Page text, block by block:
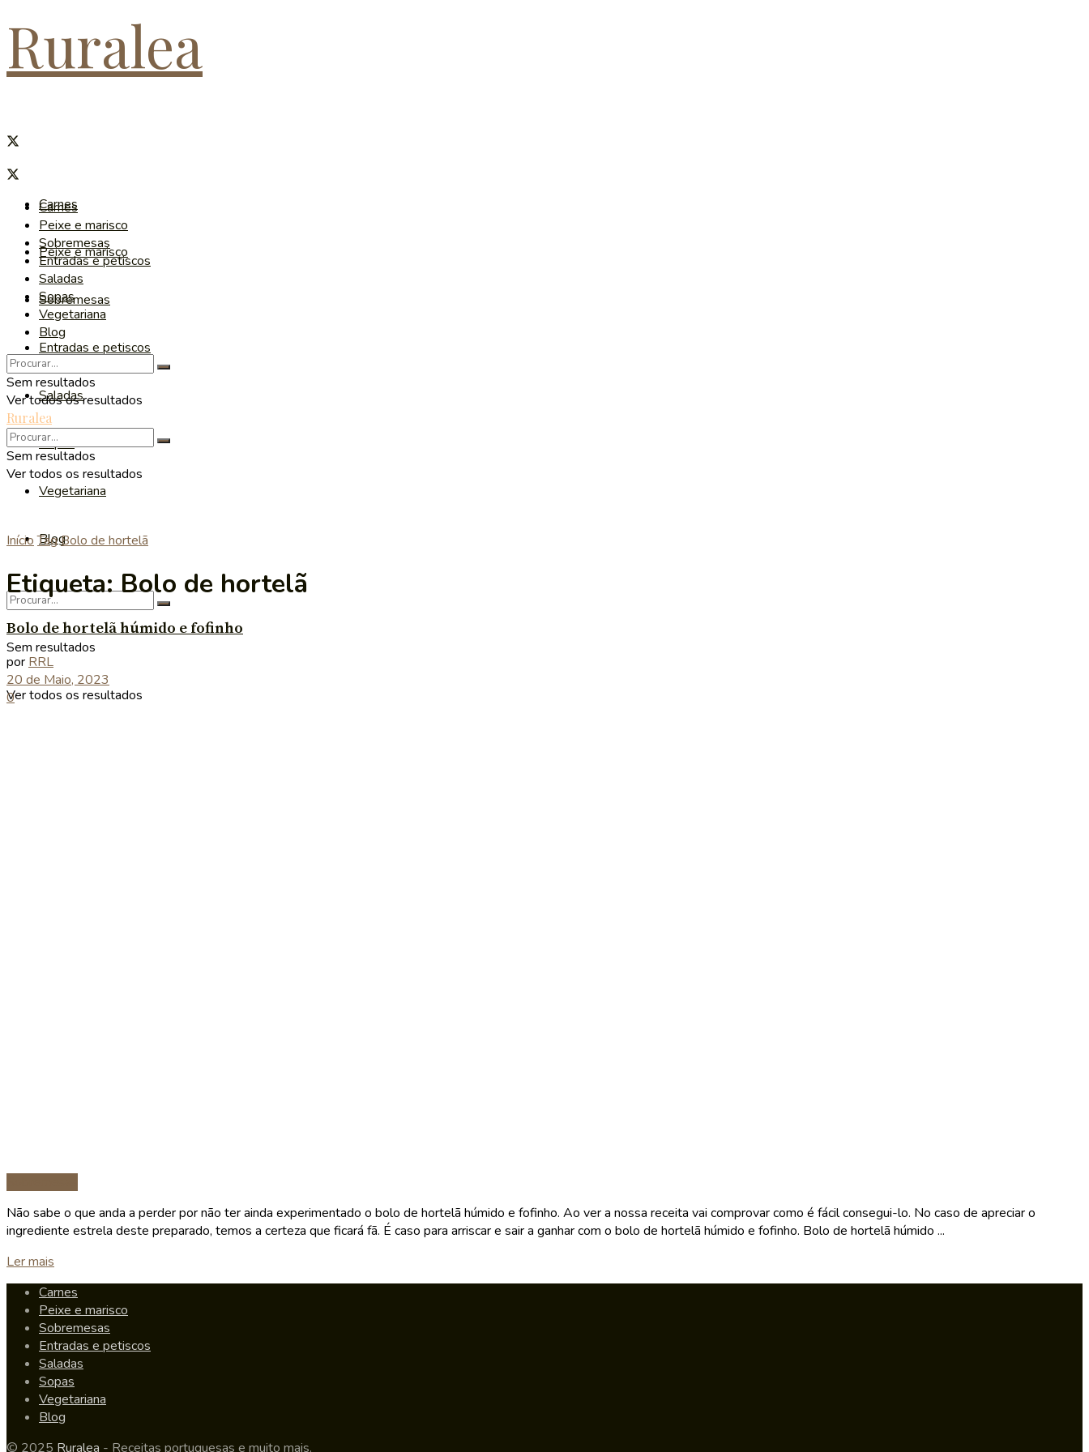
Ruralea
Carnes
Peixe e marisco
Sobremesas
Entradas e petiscos
Saladas
Sopas
Vegetariana
Blog
Sem resultados
Ver todos os resultados
Carnes
Peixe e marisco
Sobremesas
Entradas e petiscos
Saladas
Sopas
Vegetariana
Blog
Sem resultados
Ver todos os resultados
Ruralea
Sem resultados
Ver todos os resultados
Início TagBolo de hortelã
Etiqueta:Bolo de hortelã
Bolo de hortelã húmido e fofinho
por RRL
20 de Maio, 2023
0
Não sabe o que anda a perder por não ter ainda experimentado o bolo de hortelã húmido e fofinho. Ao ver a nossa receita vai comprovar como é fácil consegui-lo. No caso de apreciar o
ingrediente estrela deste preparado, temos a certeza que ficará fã. É caso para arriscar e sair a ganhar com o bolo de hortelã húmido e fofinho. Bolo de hortelã húmido ...
Ler mais
Carnes
Peixe e marisco
Sobremesas
Entradas e petiscos
Saladas
Sopas
Vegetariana
Blog
© 2025 Ruralea - Receitas portuguesas e muito mais.